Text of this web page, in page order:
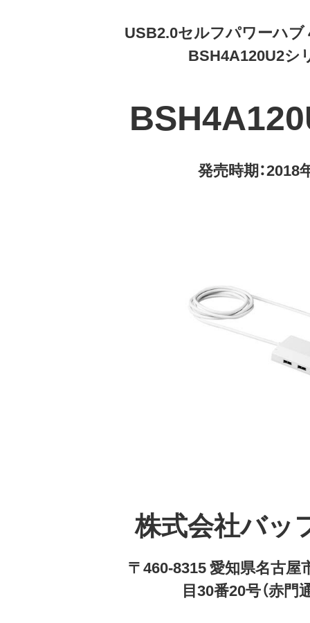
USB2.0セルフパワーハ
BSH4A120U2シ
発売時期：2018
株式会社バッ
〒460-8315 愛知県名古屋
目30番20号（赤門